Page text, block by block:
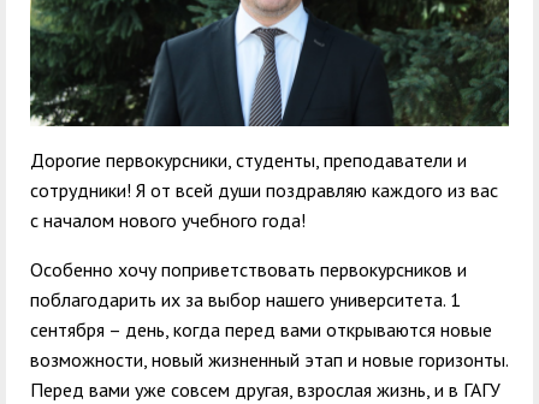
Дорогие первокурсники, студенты, преподаватели и
сотрудники! Я от всей души поздравляю каждого из вас
с началом нового учебного года!
Особенно хочу поприветствовать первокурсников и
поблагодарить их за выбор нашего университета. 1
сентября – день, когда перед вами открываются новые
возможности, новый жизненный этап и новые горизонты.
Перед вами уже совсем другая, взрослая жизнь, и в ГАГУ